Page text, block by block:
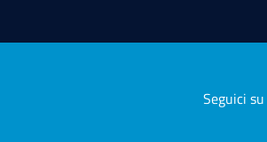
Seguici su